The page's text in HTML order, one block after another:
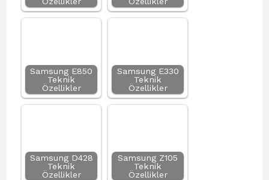
Samsung E850
Teknik
Özellikler
Samsung E330
Teknik
Özellikler
Samsung D428
Teknik
Özellikler
Samsung Z105
Teknik
Özellikler